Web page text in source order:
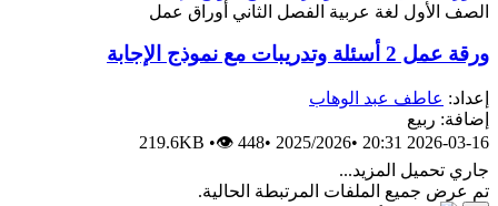
الصف الأول لغة عربية الفصل الثاني أوراق عمل
ورقة عمل 2 أسئلة وتدريبات مع نموذج الإجابة
إعداد: عاطف عبد الوهاب
إضافة: ربيع
2026-03-16 20:31
•
2025/2026
•
219.6KB •👁 448
جاري تحميل المزيد...
تم عرض جميع الملفات المرتبطة الحالية.